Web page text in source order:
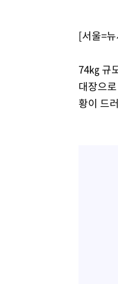
[서울=
74㎏ 규
대장으
황이 드